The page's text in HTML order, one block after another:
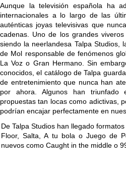
Aunque la televisión española ha
internacionales a lo largo de las
auténticas joyas televisivas que
cadenas. Uno de los grandes
siendo la neerlandesa Talpa Studios,
de Mol responsable de fenómenos
La Voz o Gran Hermano. Sin
conocidos, el catálogo de Talpa
de entretenimiento que nunca han
por ahora. Algunos han triunfado
propuestas tan locas como adictivas,
podrían encajar perfectamente en
De Talpa Studios han llegado
Floor, Salta, A tu bola o Juego de
nuevos como Caught in the middle o